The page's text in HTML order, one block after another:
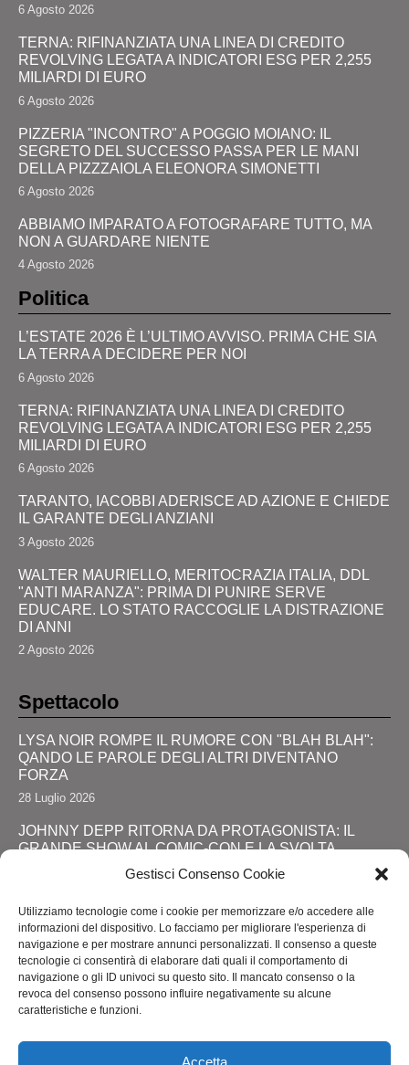
Gestisci Consenso Cookie
Utilizziamo tecnologie come i cookie per memorizzare e/o accedere alle
informazioni del dispositivo. Lo facciamo per migliorare l'esperienza di
navigazione e per mostrare annunci personalizzati. Il consenso a queste
tecnologie ci consentirà di elaborare dati quali il comportamento di
navigazione o gli ID univoci su questo sito. Il mancato consenso o la
revoca del consenso possono influire negativamente su alcune
caratteristiche e funzioni.
Accetta
6 Agosto 2026
TERNA: RIFINANZIATA UNA LINEA DI CREDITO
REVOLVING LEGATA A INDICATORI ESG PER 2,255
MILIARDI DI EURO
6 Agosto 2026
PIZZERIA "INCONTRO" A POGGIO MOIANO: IL
SEGRETO DEL SUCCESSO PASSA PER LE MANI
DELLA PIZZZAIOLA ELEONORA SIMONETTI
6 Agosto 2026
ABBIAMO IMPARATO A FOTOGRAFARE TUTTO, MA
NON A GUARDARE NIENTE
4 Agosto 2026
Politica
L’ESTATE 2026 È L’ULTIMO AVVISO. PRIMA CHE SIA
LA TERRA A DECIDERE PER NOI
6 Agosto 2026
TERNA: RIFINANZIATA UNA LINEA DI CREDITO
REVOLVING LEGATA A INDICATORI ESG PER 2,255
MILIARDI DI EURO
6 Agosto 2026
TARANTO, IACOBBI ADERISCE AD AZIONE E CHIEDE
IL GARANTE DEGLI ANZIANI
3 Agosto 2026
WALTER MAURIELLO, MERITOCRAZIA ITALIA, DDL
"ANTI MARANZA": PRIMA DI PUNIRE SERVE
EDUCARE. LO STATO RACCOGLIE LA DISTRAZIONE
DI ANNI
2 Agosto 2026
Spettacolo
LYSA NOIR ROMPE IL RUMORE CON "BLAH BLAH":
QANDO LE PAROLE DEGLI ALTRI DIVENTANO
FORZA
28 Luglio 2026
JOHNNY DEPP RITORNA DA PROTAGONISTA: IL
GRANDE SHOW AL COMIC-CON E LA SVOLTA
RIMINI, LOLA STAR “ANTICIPA” IL PRIDE CON UNA
“PROMENADE” DI SPETTACOLI SUL LUNGOMARE DA
MAREBELLO A MIRAMARE
24 Luglio 2026
ROMA ACCENDE I RIFLETTORI SULL'ALTA MODA: IL
SOSTENIBILITA' E VISIONE INTERNAZIONALE